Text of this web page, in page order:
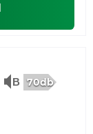
70db